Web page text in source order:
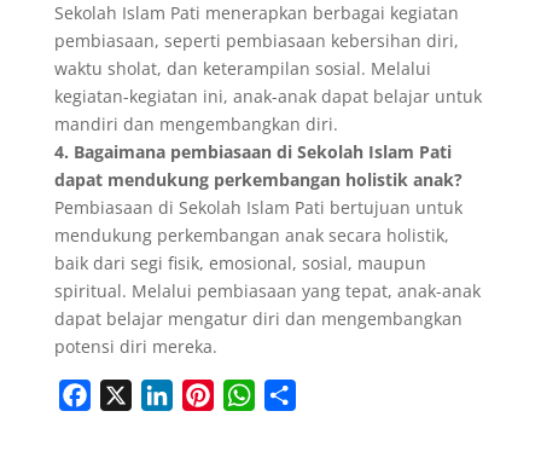
Sekolah Islam Pati menerapkan berbagai kegiatan
pembiasaan, seperti pembiasaan kebersihan diri,
waktu sholat, dan keterampilan sosial. Melalui
kegiatan-kegiatan ini, anak-anak dapat belajar untuk
mandiri dan mengembangkan diri.
4. Bagaimana pembiasaan di Sekolah Islam Pati
dapat mendukung perkembangan holistik anak?
Pembiasaan di Sekolah Islam Pati bertujuan untuk
mendukung perkembangan anak secara holistik,
baik dari segi fisik, emosional, sosial, maupun
spiritual. Melalui pembiasaan yang tepat, anak-anak
dapat belajar mengatur diri dan mengembangkan
potensi diri mereka.
W